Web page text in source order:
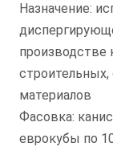
Назначение:
производстве
материалов
Фасовка:
еврокубы по